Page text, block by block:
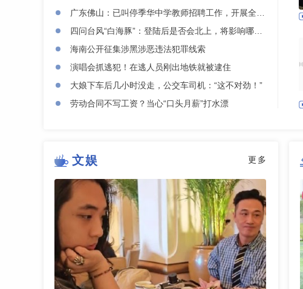
海南公开征集涉黑涉恶违法犯罪线索
演唱会抓逃犯！在逃人员刚出地铁就被逮住
大娘下车后几小时没走，公交车司机：“这不对劲！”
劳动合同不写工资？当心“口头月薪”打水漂
文娱 更多